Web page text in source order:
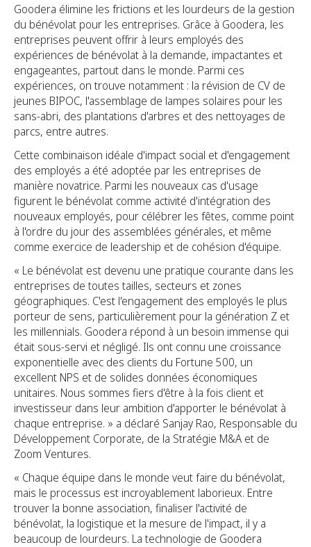
Goodera élimine les frictions et les lourdeurs de la gestion
du bénévolat pour les entreprises. Grâce à Goodera, les
entreprises peuvent offrir à leurs employés des
expériences de bénévolat à la demande, impactantes et
engageantes, partout dans le monde. Parmi ces
expériences, on trouve notamment : la révision de CV de
jeunes BIPOC, l'assemblage de lampes solaires pour les
sans-abri, des plantations d'arbres et des nettoyages de
parcs, entre autres.
Cette combinaison idéale d'impact social et d'engagement
des employés a été adoptée par les entreprises de
manière novatrice. Parmi les nouveaux cas d'usage
figurent le bénévolat comme activité d'intégration des
nouveaux employés, pour célébrer les fêtes, comme point
à l'ordre du jour des assemblées générales, et même
comme exercice de leadership et de cohésion d'équipe.
« Le bénévolat est devenu une pratique courante dans les
entreprises de toutes tailles, secteurs et zones
géographiques. C'est l'engagement des employés le plus
porteur de sens, particulièrement pour la génération Z et
les millennials. Goodera répond à un besoin immense qui
était sous-servi et négligé. Ils ont connu une croissance
exponentielle avec des clients du Fortune 500, un
excellent NPS et de solides données économiques
unitaires. Nous sommes fiers d'être à la fois client et
investisseur dans leur ambition d'apporter le bénévolat à
chaque entreprise. » a déclaré Sanjay Rao, Responsable du
Développement Corporate, de la Stratégie M&A et de
Zoom Ventures.
« Chaque équipe dans le monde veut faire du bénévolat,
mais le processus est incroyablement laborieux. Entre
trouver la bonne association, finaliser l'activité de
bénévolat, la logistique et la mesure de l'impact, il y a
beaucoup de lourdeurs. La technologie de Goodera